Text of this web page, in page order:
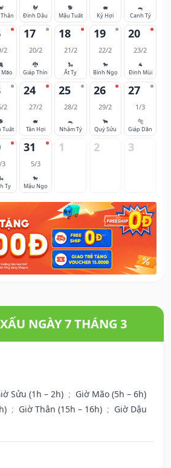
🐓
Đinh Dậu
🐕
Mậu Tuất
🐖
Kỷ Hợi
🐀
Canh Tý
2
🐈
17
20/2
🐉
Giáp Thìn
18
21/2
🐍
Ất Tỵ
19
22/2
🐎
Bính Ngọ
20
23/2
🐐
Đinh Mùi
2
Tuất
24
27/2
🐖
Tân Hợi
25
28/2
🐀
Nhâm Tý
26
29/2
🐂
Quý Sửu
27
1/3
🐅
Giáp Dần
3
Tỵ
31
5/3
🐎
Mậu Ngọ
1 2 3
NGÀY 7 THÁNG 3
Sửu (1h – 2h) ; Giờ Mão (5h – 6h)
; Giờ Thân (15h – 16h) ; Giờ Dậu